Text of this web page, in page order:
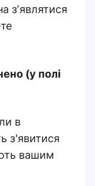
зʼявлятися
(у полі
в
з'явитися
вашим